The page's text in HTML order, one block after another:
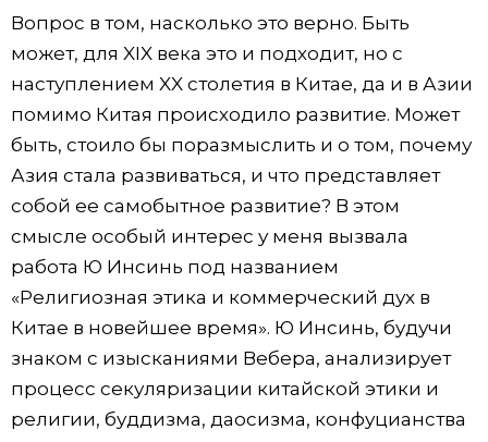
Вопрос в том, насколько это верно. Быть
может, для XIX века это и подходит, но с
наступлением XX столетия в Китае, да и в Азии
помимо Китая происходило развитие. Может
быть, стоило бы поразмыслить и о том, почему
Азия стала развиваться, и что представляет
собой ее самобытное развитие? В этом
смысле особый интерес у меня вызвала
работа Ю Инсинь под названием
«Религиозная этика и коммерческий дух в
Китае в новейшее время». Ю Инсинь, будучи
знаком с изысканиями Вебера, анализирует
процесс секуляризации китайской этики и
религии, буддизма, даосизма, конфуцианства